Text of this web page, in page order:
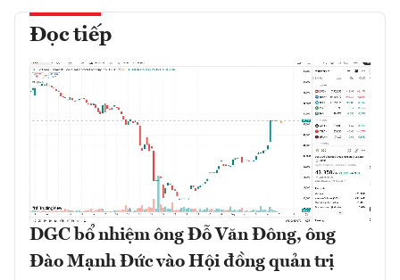
Đọc tiếp
DGC bổ nhiệm ông Đỗ Văn Đông, ông
Đào Mạnh Đức vào Hội đồng quản trị